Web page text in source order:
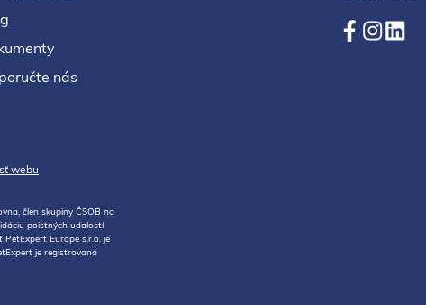
nás
webu
člen skupiny ČSOB na
poistných udalostí
Europe s.r.o. je
je registrovaná